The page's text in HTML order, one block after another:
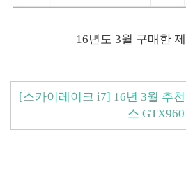
16년도 3월 구매한
[스카이레이크 i7] 16년 3월 추
스 GTX960